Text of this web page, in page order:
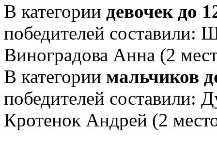
В категории девочек до
победителей составили:
Виноградова Анна (2
В категории мальчиков
победителей составили:
Кротенок Андрей (2